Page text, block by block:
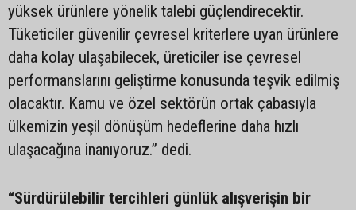
yüksek ürünlere yönelik talebi güçlendirecektir.
Tüketiciler güvenilir çevresel kriterlere uyan ürünlere
daha kolay ulaşabilecek, üreticiler ise çevresel
performanslarını geliştirme konusunda teşvik edilmiş
olacaktır. Kamu ve özel sektörün ortak çabasıyla
ülkemizin yeşil dönüşüm hedeflerine daha hızlı
ulaşacağına inanıyoruz.” dedi.
“Sürdürülebilir tercihleri günlük alışverişin bir